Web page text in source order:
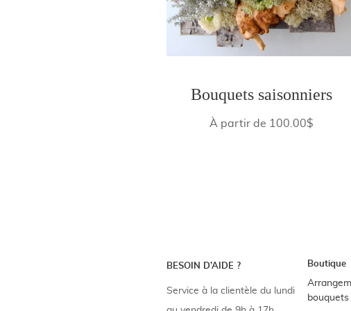
Bouquets saisonniers
À partir de 100.00$
BESOIN D’AIDE ?
Service à la clientèle du lundi
Boutique
bouquets